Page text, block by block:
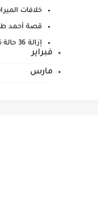
خلافات
قصة أحمد
إزالة 36 حالة تعدٍ على أملاك الدولة والبناء المخال...
فبراير
مارس